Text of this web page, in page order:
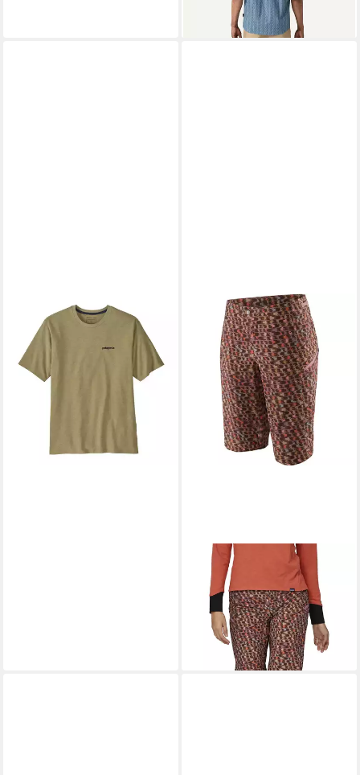
PATAGONIA
Funktionsshirt Patagonia
Mens P-6 Logo Responsibili-
Tee - Kurzarmshirt Herren
49,95 €
lieferbar - in 2-3 Werktagen bei dir
PATAGONIA
2-in-1-Shorts Short W DIRT
ROAMER BIKE SHORTS
78,00 € UVP130,00 €
-40%
lieferbar - in 4-5 Werktagen bei dir